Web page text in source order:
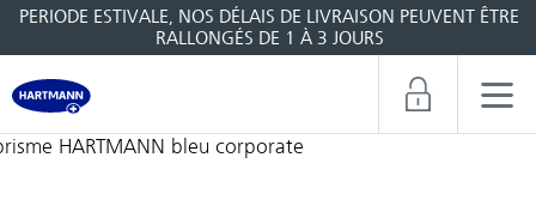
PERIODE ESTIVALE, NOS DÉLAIS DE LIVRAISON PEUVENT ÊTRE
RALLONGÉS DE 1 À 3 JOURS